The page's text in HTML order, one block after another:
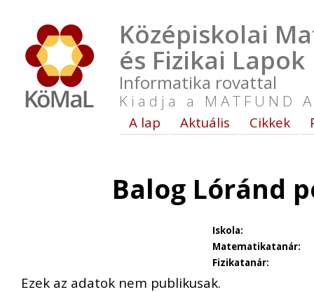
Középiskolai
és Fizikai Lapok
Informatika rovattal
Kiadja a MATFUND
A lap Aktuális Cikkek
Balog Lóránd
Iskola:
Matematikatanár:
Fizikatanár:
Ezek az adatok nem publikusak.